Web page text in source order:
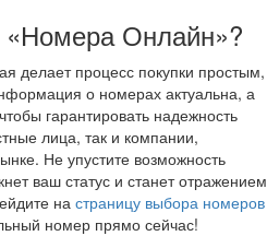
Онлайн»?
делает процесс покупки простым,
о номерах актуальна, а
гарантировать надежность
лица, так и компании,
Не упустите возможность
ваш статус и станет отражением
на страницу выбора номеров
номер прямо сейчас!